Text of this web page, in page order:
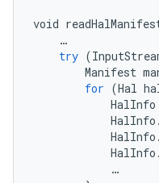
void
…
try (
Manifest
for (Hal
HalInfo
HalInfo .
HalInfo .
HalInfo .
…